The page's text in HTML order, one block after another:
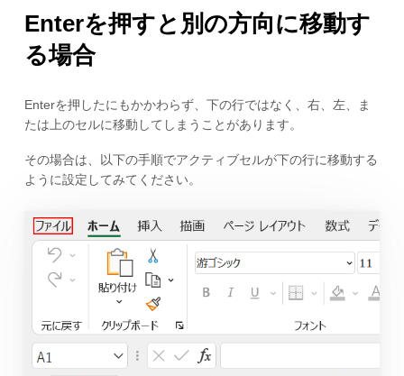
Enterを押すと別の方向に移動す
る場合
Enterを押したにもかかわらず、下の行ではなく、右、左、ま
たは上のセルに移動してしまうことがあります。
その場合は、以下の手順でアクティブセルが下の行に移動する
ように設定してみてください。